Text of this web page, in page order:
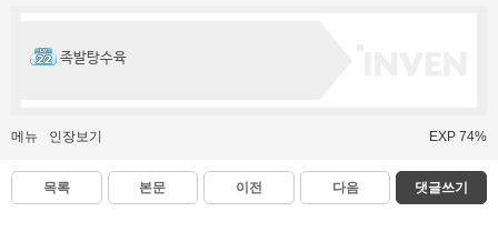
족발탕수육
메뉴 인장보기 EXP 74%
목록 본문 이전 다음 댓글쓰기